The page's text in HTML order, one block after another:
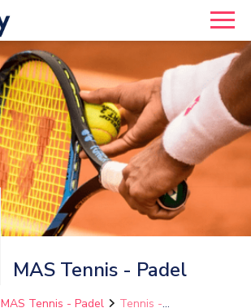
MAS Tennis - Padel
MAS Tennis - Padel
Tennis -